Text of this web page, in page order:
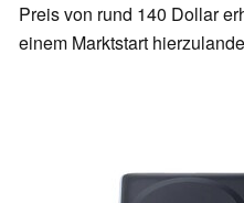
Preis von rund 140 Dollar
einem Marktstart